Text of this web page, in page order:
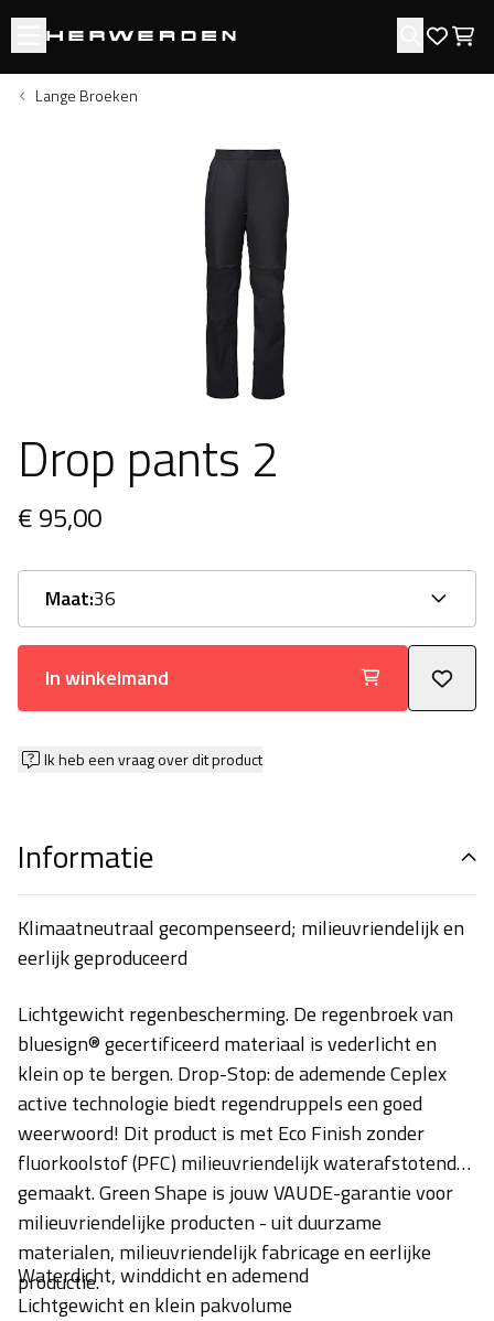
Open menu Zoeken
Lange Broeken
Drop pants 2
€ 95,00
Maat:36
In winkelmand
Ik heb een vraag over dit product
Informatie
Klimaatneutraal gecompenseerd; milieuvriendelijk en
eerlijk geproduceerd
Lichtgewicht regenbescherming. De regenbroek van
bluesign® gecertificeerd materiaal is vederlicht en
klein op te bergen. Drop-Stop: de ademende Ceplex
active technologie biedt regendruppels een goed
weerwoord! Dit product is met Eco Finish zonder
fluorkoolstof (PFC) milieuvriendelijk waterafstotend
gemaakt. Green Shape is jouw VAUDE-garantie voor
milieuvriendelijke producten - uit duurzame
materialen, milieuvriendelijk fabricage en eerlijke
productie.
Waterdicht, winddicht en ademend
Lichtgewicht en klein pakvolume